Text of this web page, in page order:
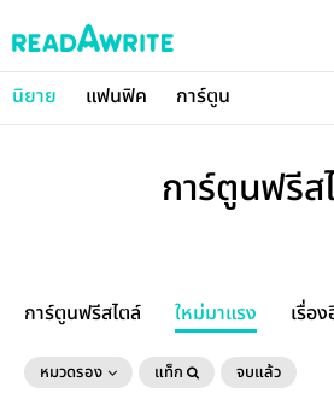
นิยาย แฟนฟิค การ์ตูน
การ์ตูนฟรีส
การ์ตูนฟรีสไตล์ ใหม่มาแรง เรื่อ
หมวดรอง แท็ก จบแล้ว